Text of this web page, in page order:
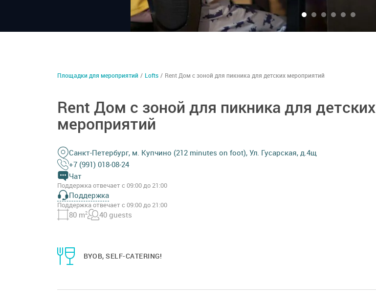
Площадки для мероприятий / Lofts / Rent Дом с зоной для пикника для детских мероприятий
Rent Дом с зоной для пикника для детских
мероприятий
Санкт-Петербург, м. Купчино (212 minutes on foot), Ул. Гусарская, д.4щ
+7 (991) 018-08-24
Чат
Поддержка отвечает с 09:00 до 21:00
Поддержка
Поддержка отвечает с 09:00 до 21:00
80 m2 40 guests
BYOB, SELF-CATERING!